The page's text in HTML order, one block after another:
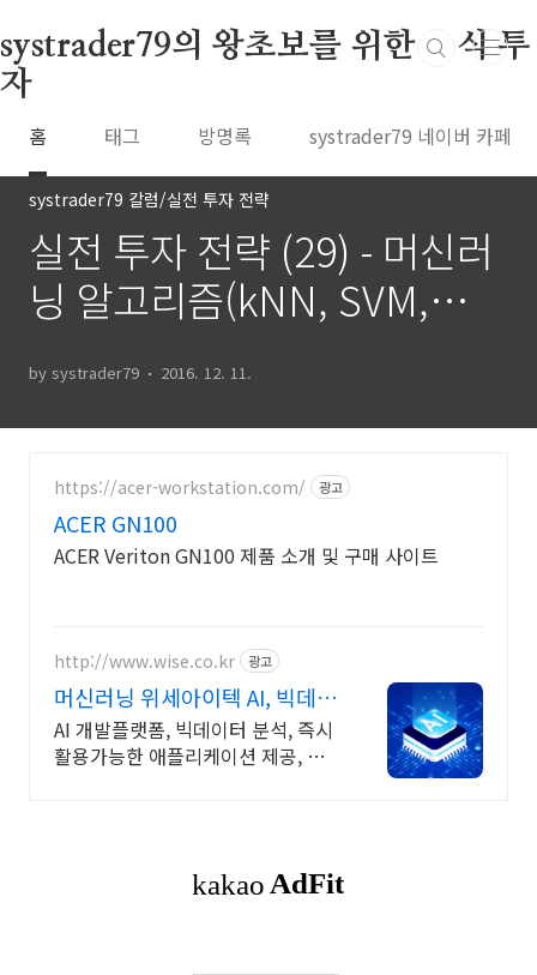
systrader79의 왕초보를 위한 주식 투
자
홈 태그 방명록 systrader79 네이버 카페
systrader79 칼럼/실전 투자 전략
실전 투자 전략 (29) - 머신러
닝 알고리즘(kNN, SVM,
대수익 전략(4)
by systrader79 2016. 12. 11.
https://acer-workstation.com/ 광고
ACER GN100
ACER Veriton GN100 제품 소개 및 구매 사이트
http://www.wise.co.kr 광고
머신러닝 위세아이텍 AI, 빅데이
터 전문 기업
AI 개발플랫폼, 빅데이터 분석, 즉시
활용가능한 애플리케이션 제공, 빠